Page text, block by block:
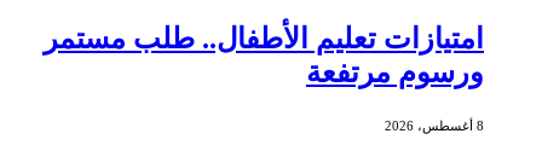
امتيازات تعليم الأطفال.. طلب مستمر
ورسوم مرتفعة
8 أغسطس، 2026